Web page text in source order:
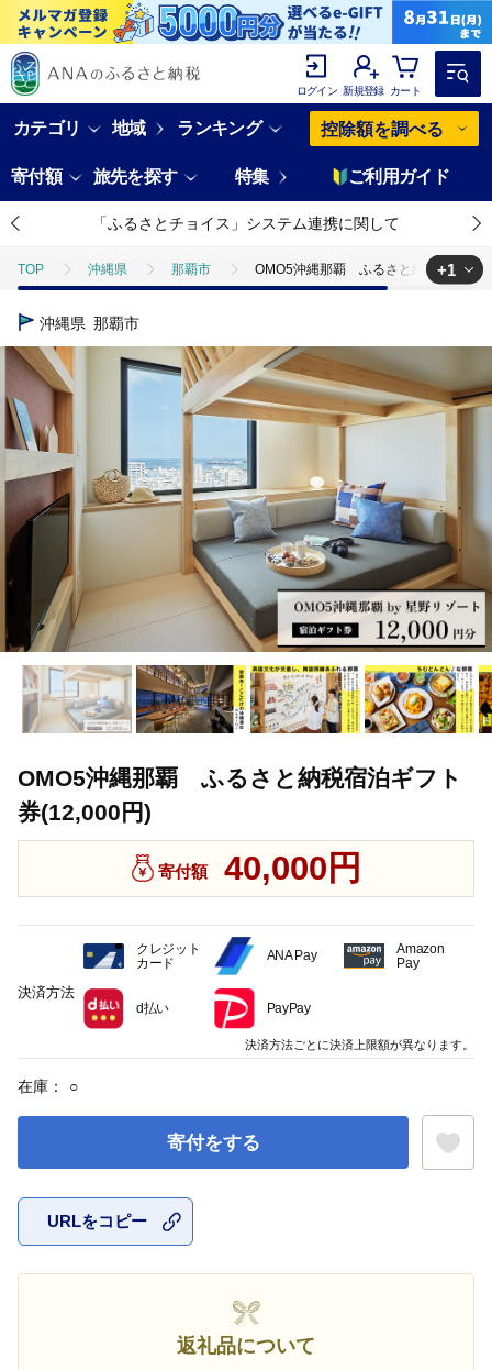
ログイン 新規登録 カート
カテゴリ 地域 ランキング 控除額を調べる
寄付額 旅先を探す 特集 ご利用ガイド
「ふるさとチョイス」システム連携に関して
TOP 沖縄県 那覇市 OMO5沖縄那覇 ふるさと納税宿泊ギ
TOP
+1
沖縄県 那覇市
OMO5沖縄那覇 ふるさと納税宿泊ギフト
券(12,000円)
寄付額 40,000円
在庫： ○
寄付をする
URLをコピー
返礼品について
決済方法
クレジット
カード
ANA Pay
Amazon
Pay
d払い PayPay
決済方法ごとに決済上限額が異なります。